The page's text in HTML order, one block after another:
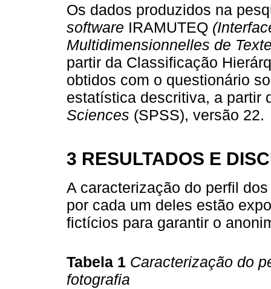
Os dados produzidos na
software IRAMUTEQ
Multidimensionnelles de
partir da Classificação
obtidos com o questionário
estatística descritiva, a partir
Sciences (SPSS), versão 22.
3 RESULTADOS E
A caracterização do perfil
por cada um deles estão
fictícios para garantir o
Tabela 1 Caracterização do
fotografia